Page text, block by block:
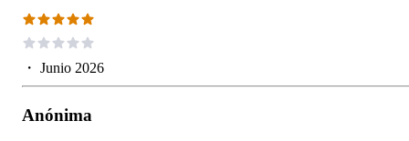
・ Junio 2026
Anónima